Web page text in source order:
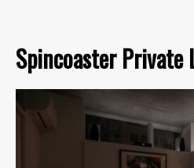
Spincoaster Private